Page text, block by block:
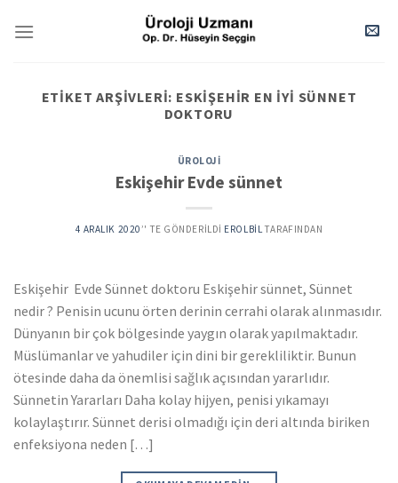
ETIKET ARŞIVLERI: ESKIŞEHIR EN IYI SÜNNET
DOKTORU
ÜROLOJI
Eskişehir Evde sünnet
4 ARALIK 2020’' TE GÖNDERILDI EROLBIL TARAFINDAN
Eskişehir Evde Sünnet doktoru Eskişehir sünnet, Sünnet
nedir ? Penisin ucunu örten derinin cerrahi olarak alınmasıdır.
Dünyanın bir çok bölgesinde yaygın olarak yapılmaktadır.
Müslümanlar ve yahudiler için dini bir gerekliliktir. Bunun
ötesinde daha da önemlisi sağlık açısından yararlıdır.
Sünnetin Yararları Daha kolay hijyen, penisi yıkamayı
kolaylaştırır. Sünnet derisi olmadığı için deri altında biriken
enfeksiyona neden […]